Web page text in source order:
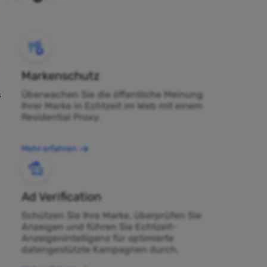
Markenschutz
Überwachen Sie die öffentliche Meinung
Ihrer Marke in Echtzeit im Web mit einem
Residential Proxy.
Mehr erfahren
Ad Verification
Schützen Sie Ihre Marke, überprüfen Sie
Anzeigen und führen Sie Echtzeit-
Anzeigenintelligenz für optimierte
datengestützte Kampagnen durch.